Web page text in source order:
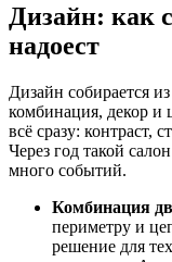
Дизайн: как
надоест
Дизайн собирается
комбинация, декор и
всё сразу: контраст,
Через год такой
много событий.
Комбинация
периметру и
решение для